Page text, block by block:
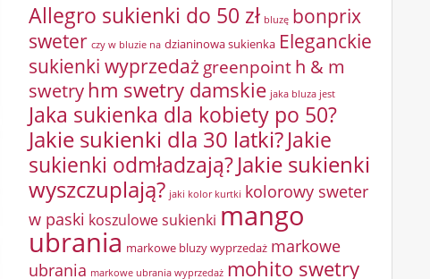
Allegro sukienki do 50 zł bluzę bonprix
sweter czy w bluzie na dzianinowa sukienka Eleganckie
sukienki wyprzedaż greenpointh & m
swetryhm swetry damskie jaka bluza jest
Jaka sukienka dla kobiety po 50?
Jakie sukienki dla 30 latki?Jakie
sukienki odmładzają?Jakie sukienki
wyszczuplają? jaki kolor kurtki kolorowy sweter
w paski koszulowe sukienki mango
ubrania markowe bluzy wyprzedaż markowe
ubrania markowe ubrania wyprzedaż mohito swetry